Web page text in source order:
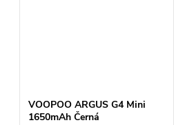
VOOPOO ARGUS G4 Mini
1650mAh Černá